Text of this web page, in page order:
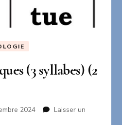
(3 syllabes) (2
2024
Laisser un